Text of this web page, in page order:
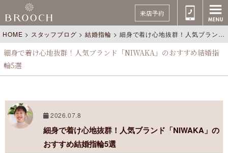
来店予約
HOME > スタッフブログ >結婚指輪 > 細身で着け心地抜群！人気ブランド「NIWAKA」のおすすめ結婚指輪5選
細身で着け心地抜群！人気ブランド「NIWAKA」のおすすめ結婚指
輪5選
2026.07.8
細身で着け心地抜群！人気ブランド「NIWAKA」の
おすすめ結婚指輪5選